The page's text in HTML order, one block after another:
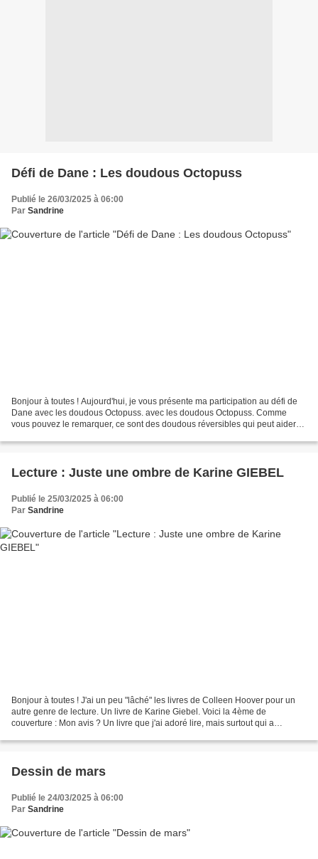
Défi de Dane : Les doudous Octopuss
Publié le 26/03/2025 à 06:00
Par Sandrine
Bonjour à toutes ! Aujourd'hui, je vous présente ma participation au défi de
Dane avec les doudous Octopuss. avec les doudous Octopuss. Comme
vous pouvez le remarquer, ce sont des doudous réversibles qui peut aider
Lecture : Juste une ombre de Karine GIEBEL
Publié le 25/03/2025 à 06:00
Par Sandrine
Bonjour à toutes ! J'ai un peu "lâché" les livres de Colleen Hoover pour un
autre genre de lecture. Un livre de Karine Giebel. Voici la 4ème de
couverture : Mon avis ? Un livre que j'ai adoré lire, mais surtout qui a
Dessin de mars
Publié le 24/03/2025 à 06:00
Par Sandrine